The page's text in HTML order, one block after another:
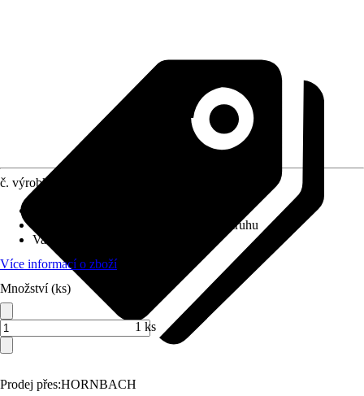
Prodej přes:HORNBACH
č. výrobku
Bez splachovacího kruhu
Varianta
Více informací o zboží
Množství (ks)
1 ks